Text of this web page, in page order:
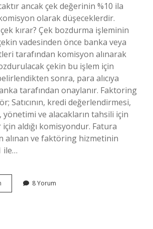
ancak çek değerinin %10 ila
komisyon olarak düşeceklerdir.
kırar? Çek bozdurma işleminin
vadesinden önce banka veya
tarafından komisyon alınarak
çekin bu işlem için
sonra, para alıcıya
tarafından onaylanır. Faktoring
Satıcının, kredi değerlendirmesi,
ve alacakların tahsili için
için aldığı komisyondur. Fatura
alınan ve faktöring hizmetinin
ile…
Faktoring
Çek
8 Yorum